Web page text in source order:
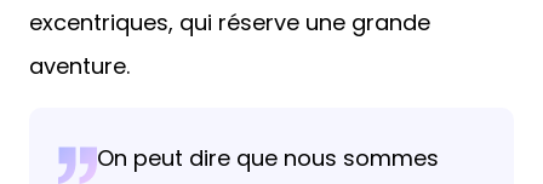
excentriques, qui réserve une grande
aventure.
On peut dire que nous sommes